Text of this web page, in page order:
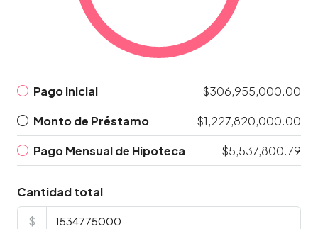
Pago inicial
$306,955,000.00
Monto de Préstamo
$1,227,820,000.00
Pago Mensual de Hipoteca
$5,537,800.79
Cantidad total
$